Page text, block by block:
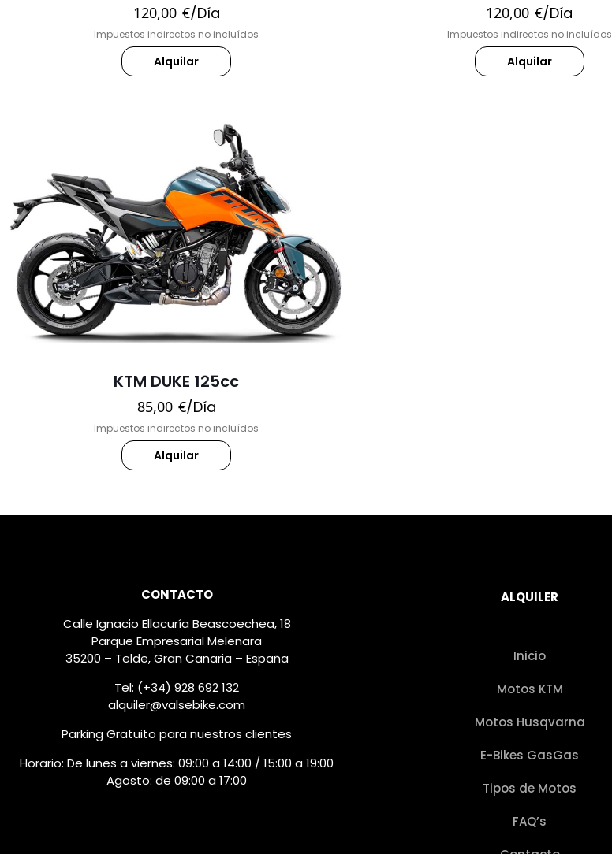
120,00 €/Día
Impuestos indirectos no incluídos
Alquilar
120,00 €/Día
Impuestos indirectos no incluídos
Alquilar
KTM DUKE 125cc
85,00 €/Día
Impuestos indirectos no incluídos
Alquilar
CONTACTO
Calle Ignacio Ellacuría Beascoechea, 18
Parque Empresarial Melenara
35200 – Telde, Gran Canaria – España
Tel: (+34) 928 692 132
alquiler@valsebike.com
Parking Gratuito para nuestros clientes
Horario: De lunes a viernes: 09:00 a 14:00 / 15:00 a 19:00
Agosto: de 09:00 a 17:00
ALQUILER
Inicio
Motos KTM
Motos Husqvarna
E-Bikes GasGas
Tipos de Motos
FAQ’s